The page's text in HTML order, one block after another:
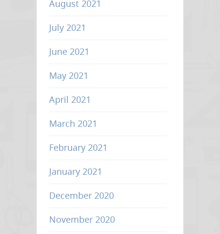
August 2021
July 2021
June 2021
May 2021
April 2021
March 2021
February 2021
January 2021
December 2020
November 2020